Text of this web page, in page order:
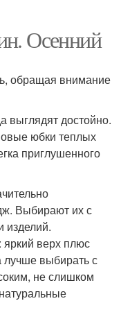
Осенний
обращая внимание
выглядят достойно.
юбки теплых
приглушенного
Выбирают их с
изделий.
яркий верх плюс
выбирать с
не слишком